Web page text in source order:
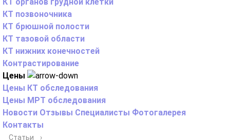
КТ позвоночника
КТ брюшной полости
КТ тазовой области
КТ нижних конечностей
Контрастирование
Цены
Цены КТ обследования
Цены МРТ обследования
Новости Отзывы Специалисты Фотогалерея
Контакты
Статьи ›